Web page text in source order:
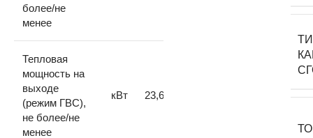
более/не
менее
Тепловая
мощность на
выходе
(режим ГВС),
не более/не
менее
кВт 23,6/10,0